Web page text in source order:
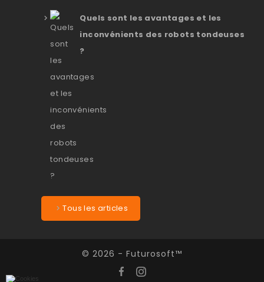
Quels sont les avantages et les
inconvénients des robots tondeuses
?
Tous les articles
© 2026 - Futurosoft™